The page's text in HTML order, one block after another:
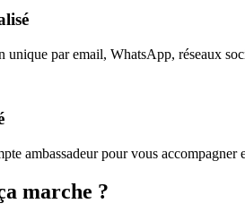
unique par email, WhatsApp, réseaux
ambassadeur pour vous accompagner
marche ?